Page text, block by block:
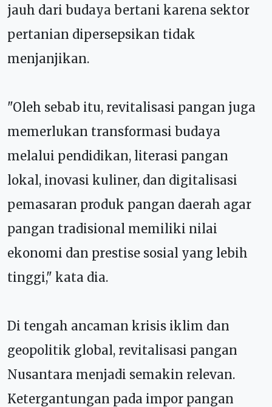
jauh dari budaya bertani karena sektor
pertanian dipersepsikan tidak
menjanjikan.
"Oleh sebab itu, revitalisasi pangan juga
memerlukan transformasi budaya
melalui pendidikan, literasi pangan
lokal, inovasi kuliner, dan digitalisasi
pemasaran produk pangan daerah agar
pangan tradisional memiliki nilai
ekonomi dan prestise sosial yang lebih
tinggi," kata dia.
Di tengah ancaman krisis iklim dan
geopolitik global, revitalisasi pangan
Nusantara menjadi semakin relevan.
Ketergantungan pada impor pangan